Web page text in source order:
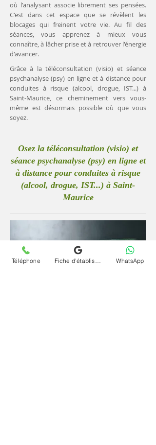
où l'analysant associe librement ses pensées.
C'est dans cet espace que se révèlent les
blocages qui freinent votre vie. Au fil des
séances, vous apprenez à mieux vous
connaître, à lâcher prise et à retrouver l'énergie
d'avancer.
Grâce à la téléconsultation (visio) et séance
psychanalyse (psy) en ligne et à distance pour
conduites à risque (alcool, drogue, IST...) à
Saint-Maurice, ce cheminement vers vous-
même est désormais possible où que vous
soyez.
Osez la téléconsultation (visio) et
séance psychanalyse (psy) en ligne et
à distance pour conduites à risque
(alcool, drogue, IST...) à Saint-
Maurice
Téléphone WhatsApp